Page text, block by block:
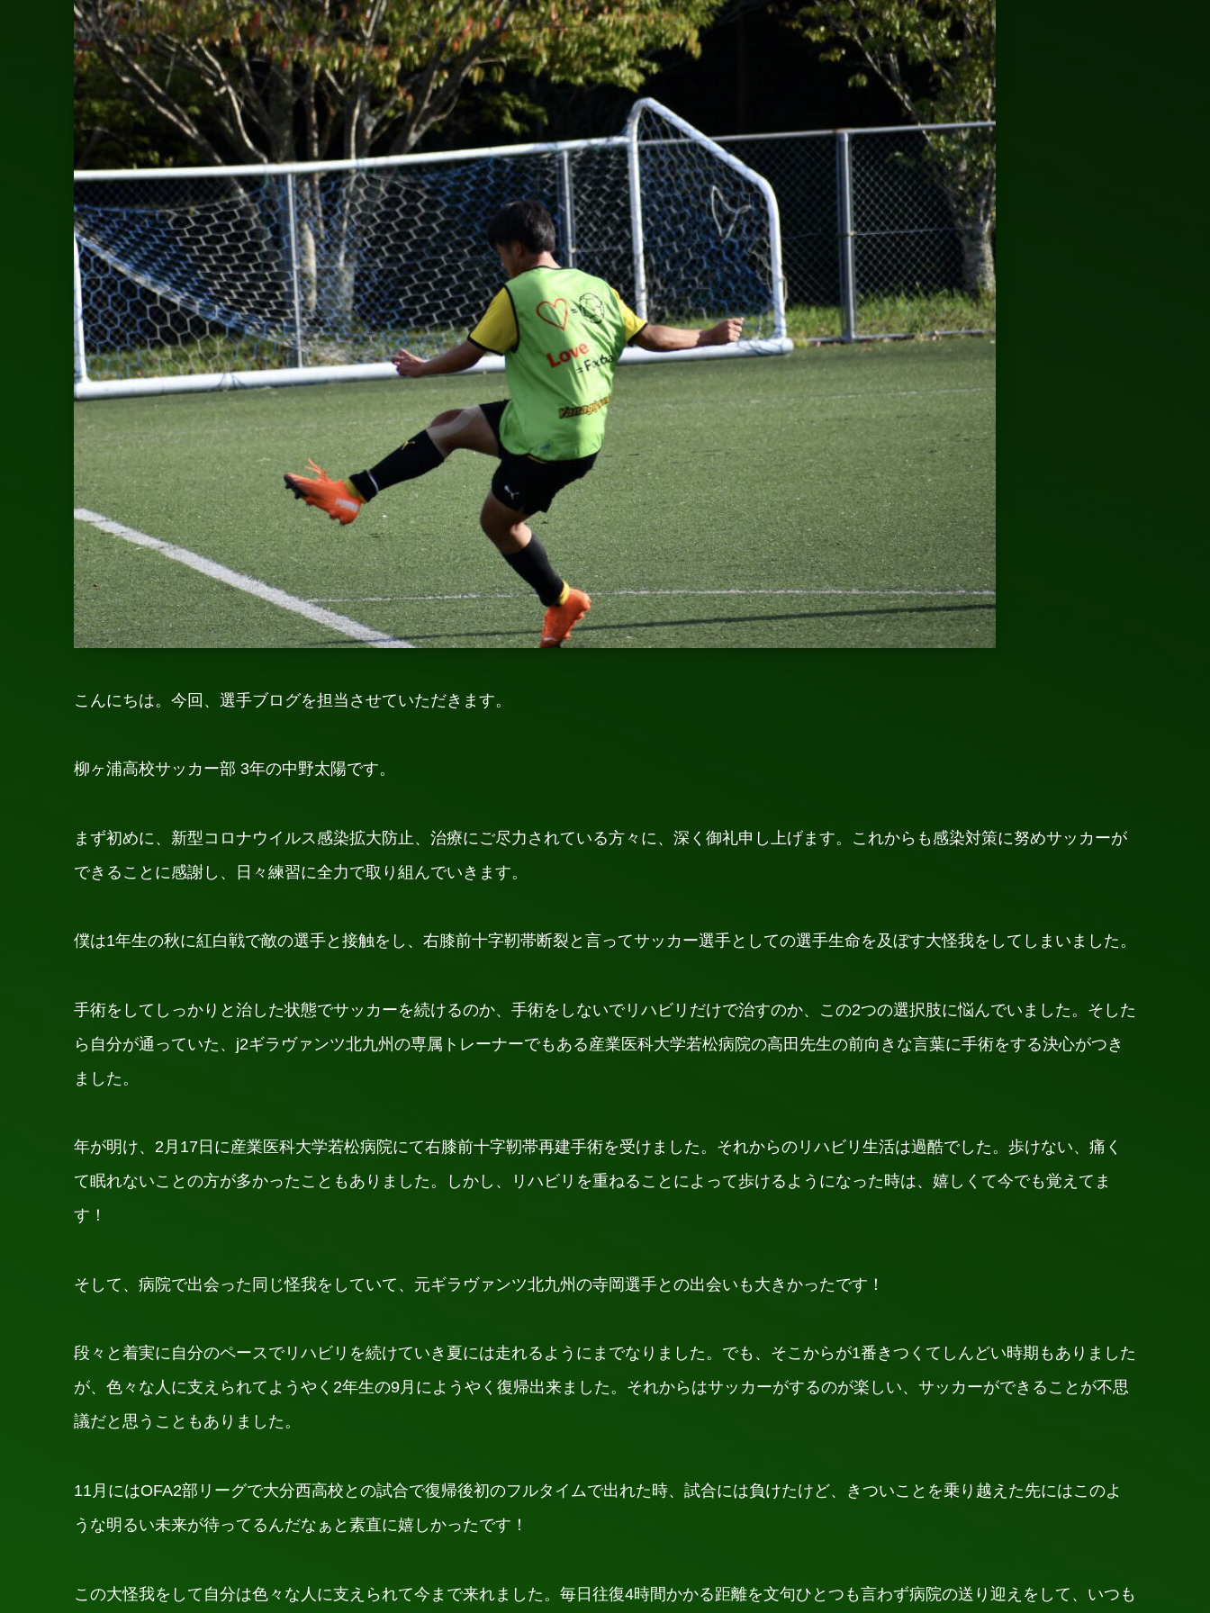
こんにちは。今回、選手ブログを担当させていただきます。
柳ヶ浦高校サッカー部 3年の中野太陽です。
まず初めに、新型コロナウイルス感染拡大防止、治療にご尽力されている方々に、深く御礼申し上げます。これからも感染対策に努めサッカーが
できることに感謝し、日々練習に全力で取り組んでいきます。
僕は1年生の秋に紅白戦で敵の選手と接触をし、右膝前十字靭帯断裂と言ってサッカー選手としての選手生命を及ぼす大怪我をしてしまいました。
手術をしてしっかりと治した状態でサッカーを続けるのか、手術をしないでリハビリだけで治すのか、この2つの選択肢に悩んでいました。そした
ら自分が通っていた、j2ギラヴァンツ北九州の専属トレーナーでもある産業医科大学若松病院の高田先生の前向きな言葉に手術をする決心がつき
ました。
年が明け、2月17日に産業医科大学若松病院にて右膝前十字靭帯再建手術を受けました。それからのリハビリ生活は過酷でした。歩けない、痛く
て眠れないことの方が多かったこともありました。しかし、リハビリを重ねることによって歩けるようになった時は、嬉しくて今でも覚えてま
す！
そして、病院で出会った同じ怪我をしていて、元ギラヴァンツ北九州の寺岡選手との出会いも大きかったです！
段々と着実に自分のペースでリハビリを続けていき夏には走れるようにまでなりました。でも、そこからが1番きつくてしんどい時期もありました
が、色々な人に支えられてようやく2年生の9月にようやく復帰出来ました。それからはサッカーがするのが楽しい、サッカーができることが不思
議だと思うこともありました。
11月にはOFA2部リーグで大分西高校との試合で復帰後初のフルタイムで出れた時、試合には負けたけど、きついことを乗り越えた先にはこのよ
うな明るい未来が待ってるんだなぁと素直に嬉しかったです！
この大怪我をして自分は色々な人に支えられて今まで来れました。毎日往復4時間かかる距離を文句ひとつも言わず病院の送り迎えをして、いつも